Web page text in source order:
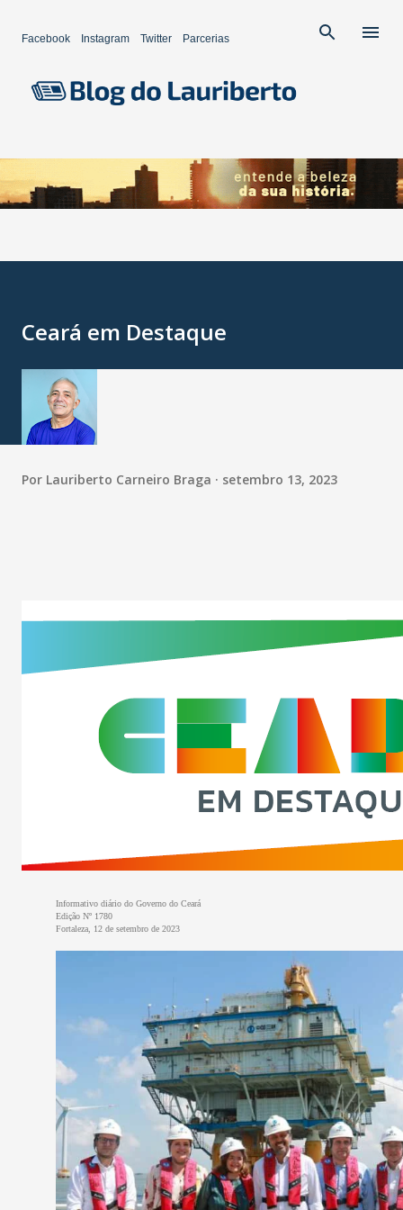
Pular para o conteúdo principal
Facebook Instagram Twitter Parcerias
Ceará em Destaque
Por Lauriberto Carneiro Braga setembro 13, 2023
Informativo diário do Governo do Ceará
Edição Nº 1780
Fortaleza, 12 de setembro de 2023